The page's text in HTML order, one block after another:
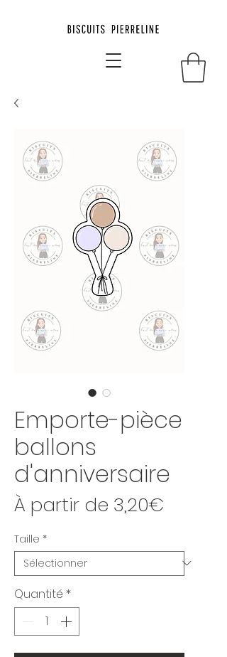
Emporte-pièce
ballons
d'anniversaire
À partir de 3,20€
Taille *
Quantité *